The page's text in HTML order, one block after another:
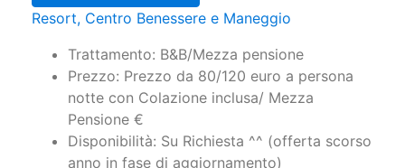
Resort, Centro Benessere e Maneggio
Trattamento: B&B/Mezza pensione
Prezzo: Prezzo da 80/120 euro a persona
notte con Colazione inclusa/ Mezza
Pensione €
Disponibilità: Su Richiesta ^^ (offerta scorso
anno in fase di aggiornamento)